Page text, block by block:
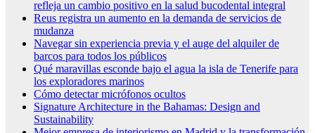
refleja un cambio positivo en la salud bucodental integral
Reus registra un aumento en la demanda de servicios de
mudanza
Navegar sin experiencia previa y el auge del alquiler de
barcos para todos los públicos
Qué maravillas esconde bajo el agua la isla de Tenerife para
los exploradores marinos
Cómo detectar micrófonos ocultos
Signature Architecture in the Bahamas: Design and
Sustainability